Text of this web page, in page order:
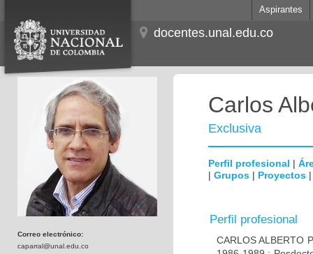
Aspirantes
docentes.unal.edu.co
Correo electrónico:
caparral@unal.edu.co
Carlos
Exclusiva
Perfil profesional |
| Grupos | Proyectos
Perfil profesional
CARLOS ALBERTO